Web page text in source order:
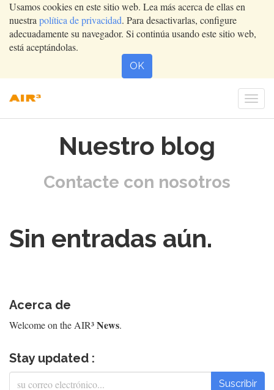
Usamos cookies en este sitio web. Lea más acerca de ellas en
nuestra política de privacidad. Para desactivarlas, configure
adecuadamente su navegador. Si continúa usando este sitio web,
está aceptándolas.
OK
Nuestro blog
Contacte con nosotros
Sin entradas aún.
Acerca de
Welcome on the AIR³News.
Stay updated :
Suscribir